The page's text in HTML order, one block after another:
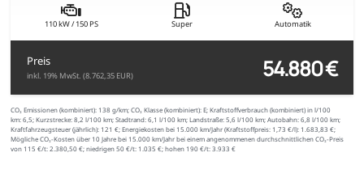
110 kW / 150 PS Super Automatik
Preis
inkl. 19% MwSt. (8.762,35 EUR) 54.880 €
CO₂ Emissionen (kombiniert): 138 g/km; CO₂ Klasse (kombiniert): E; Kraftstoffverbrauch (kombiniert) in l/100
km: 6,5; Kurzstrecke: 8,2 l/100 km; Stadtrand: 6,1 l/100 km; Landstraße: 5,6 l/100 km; Autobahn: 6,8 l/100 km;
Kraftfahrzeugsteuer (jährlich): 121 €; Energiekosten bei 15.000 km/Jahr (Kraftstoffpreis: 1,73 €/l): 1.683,83 €;
Mögliche CO₂-Kosten über 10 Jahre bei 15.000 km/Jahr bei einem angenommenen durchschnittlichen CO₂-Preis
von 115 €/t: 2.380,50 €; niedrigen 50 €/t: 1.035 €; hohen 190 €/t: 3.933 €